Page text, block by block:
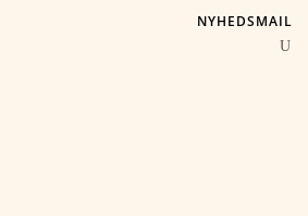
NYHEDSMAIL